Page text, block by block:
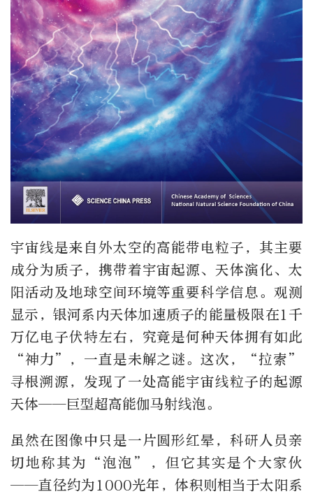
宇宙线是来自外太空的高能带电粒子，其主要
成分为质子，携带着宇宙起源、天体演化、太
阳活动及地球空间环境等重要科学信息。观测
显示，银河系内天体加速质子的能量极限在1千
万亿电子伏特左右，究竟是何种天体拥有如此
“神力”，一直是未解之谜。这次，“拉索”
寻根溯源，发现了一处高能宇宙线粒子的起源
天体——巨型超高能伽马射线泡。
虽然在图像中只是一片圆形红晕，科研人员亲
切地称其为“泡泡”，但它其实是个大家伙
——直径约为1000光年，体积则相当于太阳系